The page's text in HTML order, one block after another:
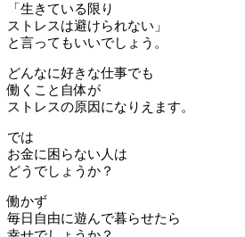
「生きている限り
ストレスは避けられない」
と言ってもいいでしょう。
どんなに好きな仕事でも
働くこと自体が
ストレスの原因になりえます。
では
お金に困らない人は
どうでしょうか？
働かず
毎日自由に遊んで暮らせたら